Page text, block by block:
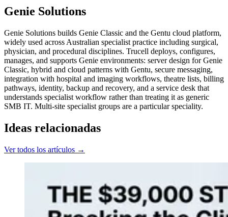
Genie Solutions
Genie Solutions builds Genie Classic and the Gentu cloud platform,
widely used across Australian specialist practice including surgical,
physician, and procedural disciplines. Trucell deploys, configures,
manages, and supports Genie environments: server design for Genie
Classic, hybrid and cloud patterns with Gentu, secure messaging,
integration with hospital and imaging workflows, theatre lists, billing
pathways, identity, backup and recovery, and a service desk that
understands specialist workflow rather than treating it as generic
SMB IT. Multi-site specialist groups are a particular speciality.
Ideas relacionadas
Ver todos los artículos →